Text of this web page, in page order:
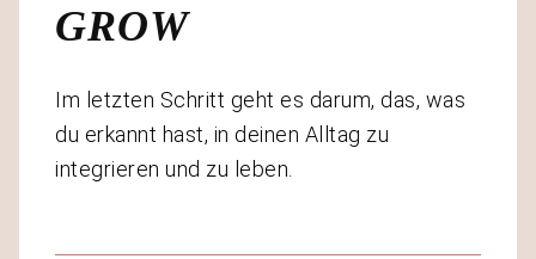
GROW
Im letzten Schritt geht es darum, das, was
du erkannt hast, in deinen Alltag zu
integrieren und zu leben.